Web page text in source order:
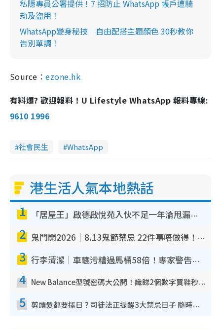
私隱專員公署提供！7 招防止 WhatsApp 帳戶遭騎
劫及盜用！
WhatsApp變身秘技｜自由配搭主題顏色 30秒教你
告別單調！
Source：ezone.hk
有料爆? 歡迎報料！U Lifestyle WhatsApp 報料專線:
9610 1996
社會民生 WhatsApp
港生活人氣本地熱話
1 「居屋王」啟德啟悅苑入伙不足一年淪甩漏之王！插頭噴火花致大停電 多戶業主全屋家電報銷
2 鬼門開2026｜8.13鬼節禁忌 22件事唔做得！燒肉、刺身要少食？半夜勿吹口哨/打呢個電話
3 行李清潔｜車轆污糟過馬桶58倍！專家警告忌用酒精抹 教1招免污手除菌
4 New Balance型號密碼大公開！識睇2個數字買鞋秒知功能免中伏 附5大熱門鞋款
5 剪頭髮都要擇日？司徒法正提醒3大禁忌日子 隨時剪走財運！呢日剪髮恐「剪壽命」？